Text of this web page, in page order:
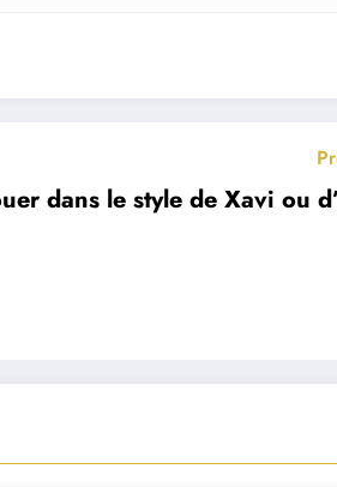
dans le style de Xavi ou